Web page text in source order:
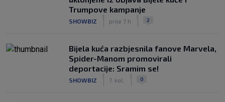
Trumpove kampanje
SHOWBIZ prije 7 h 2
Bijela kuća razbjesnila fanove Marvela,
Spider-Manom promovirali
deportacije: Sramim se!
SHOWBIZ 7. kol. 0